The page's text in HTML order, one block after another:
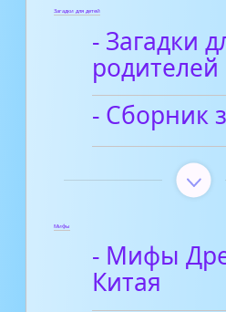
Загадки для детей
- Загадки
родителей
- Сборник
Мифы
- Мифы
Китая